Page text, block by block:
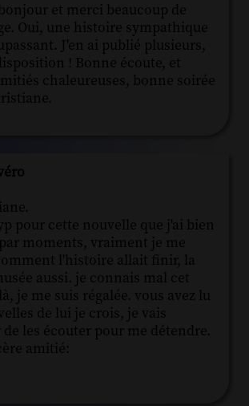
et merci beaucoup de
Oui, une histoire sympathique
J'en ai publié plusieurs,
! Bonne écoute, et
chaleureuses, bonne soirée
pour cette nouvelle que j'ai bien
moments, vraiment je me
l'histoire allait finir, la
aussi. je connais mal cet
je me suis régalée. vous avez lu
de lui je crois, je vais
de les écouter pour me détendre.
amitié: